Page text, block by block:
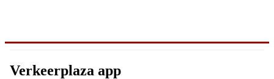
Verkeerplaza app